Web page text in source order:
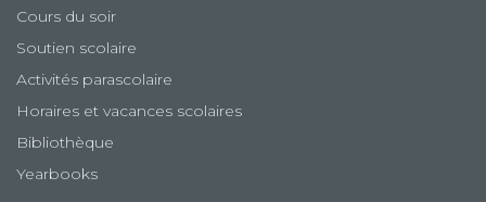
Cours du soir
Soutien scolaire
Activités parascolaire
Horaires et vacances scolaires
Bibliothèque
Yearbooks